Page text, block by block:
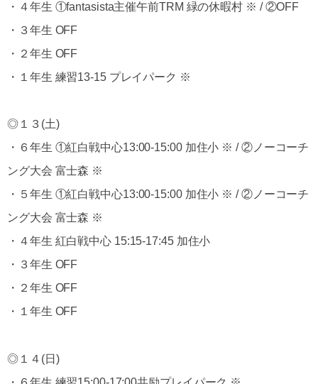
・４年生 ①fantasista主催午前TRM 緑の休暇村 ※ / ②OFF
・３年生 OFF
・２年生 OFF
・１年生 練習13-15 プレイパーク ※
◎１３(土)
・６年生 ①紅白戦中心13:00-15:00 加住小 ※ / ②ノーコーチ
ング大会 富士森 ※
・５年生 ①紅白戦中心13:00-15:00 加住小 ※ / ②ノーコーチ
ング大会 富士森 ※
・４年生 紅白戦中心 15:15-17:45 加住小
・３年生 OFF
・２年生 OFF
・１年生 OFF
◎１４(日)